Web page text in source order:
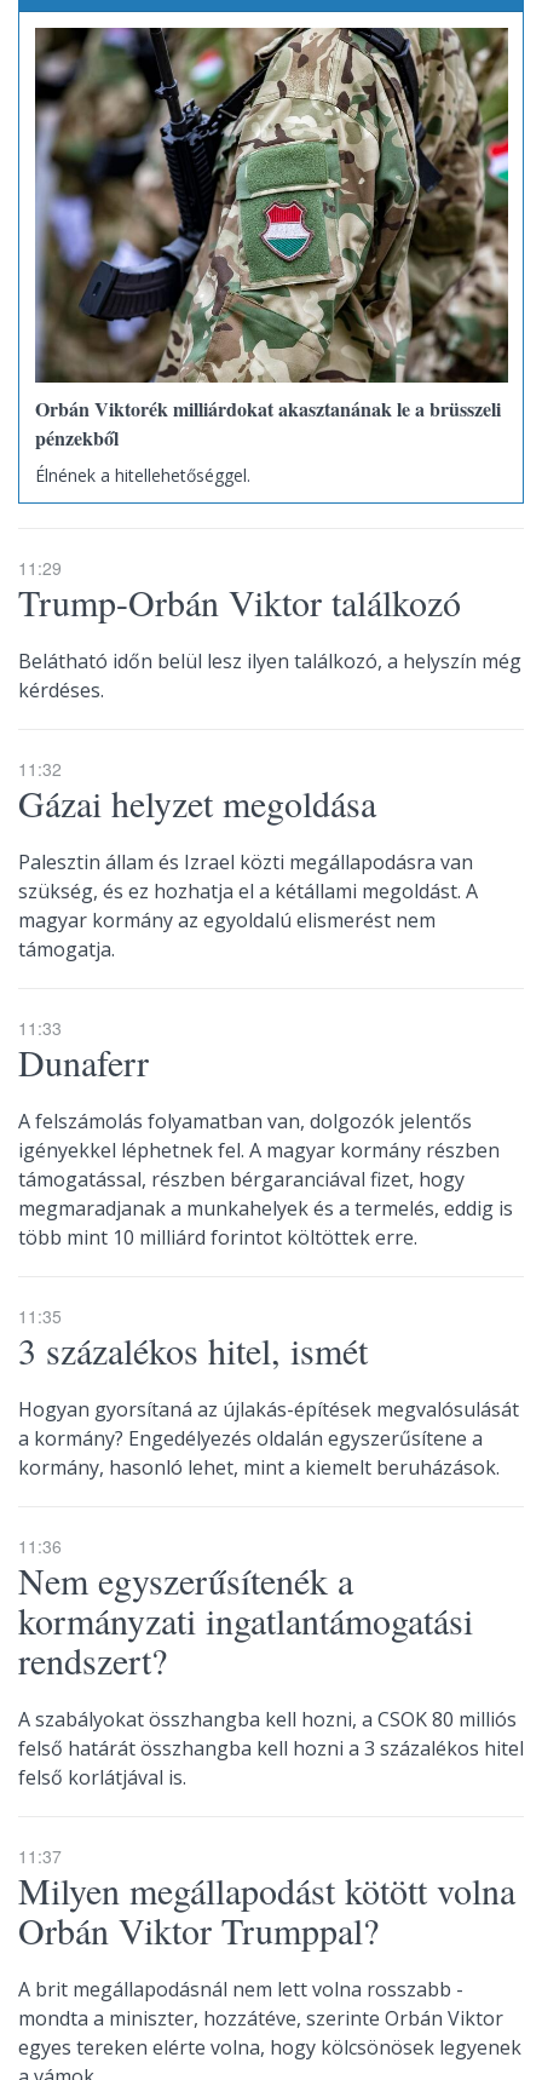
Orbán Viktorék milliárdokat akasztanának le a brüsszeli
pénzekből
Élnének a hitellehetőséggel.
11:29
Trump-Orbán Viktor találkozó
Belátható időn belül lesz ilyen találkozó, a helyszín még
kérdéses.
11:32
Gázai helyzet megoldása
Palesztin állam és Izrael közti megállapodásra van
szükség, és ez hozhatja el a kétállami megoldást. A
magyar kormány az egyoldalú elismerést nem
támogatja.
11:33
Dunaferr
A felszámolás folyamatban van, dolgozók jelentős
igényekkel léphetnek fel. A magyar kormány részben
támogatással, részben bérgaranciával fizet, hogy
megmaradjanak a munkahelyek és a termelés, eddig is
több mint 10 milliárd forintot költöttek erre.
11:35
3 százalékos hitel, ismét
Hogyan gyorsítaná az újlakás-építések megvalósulását
a kormány? Engedélyezés oldalán egyszerűsítene a
kormány, hasonló lehet, mint a kiemelt beruházások.
11:36
Nem egyszerűsítenék a
kormányzati ingatlantámogatási
rendszert?
A szabályokat összhangba kell hozni, a CSOK 80 milliós
felső határát összhangba kell hozni a 3 százalékos hitel
felső korlátjával is.
11:37
Milyen megállapodást kötött volna
Orbán Viktor Trumppal?
A brit megállapodásnál nem lett volna rosszabb -
mondta a miniszter, hozzátéve, szerinte Orbán Viktor
egyes tereken elérte volna, hogy kölcsönösek legyenek